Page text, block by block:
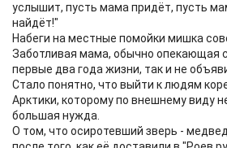
услышит, пусть мама придёт, пусть
найдёт!"
Набеги на местные помойки мишка
Заботливая мама, обычно опекающая
первые два года жизни, так и не
Стало понятно, что выйти к людям
Арктики, которому по внешнему виду
большая нужда.
О том, что осиротевший зверь -